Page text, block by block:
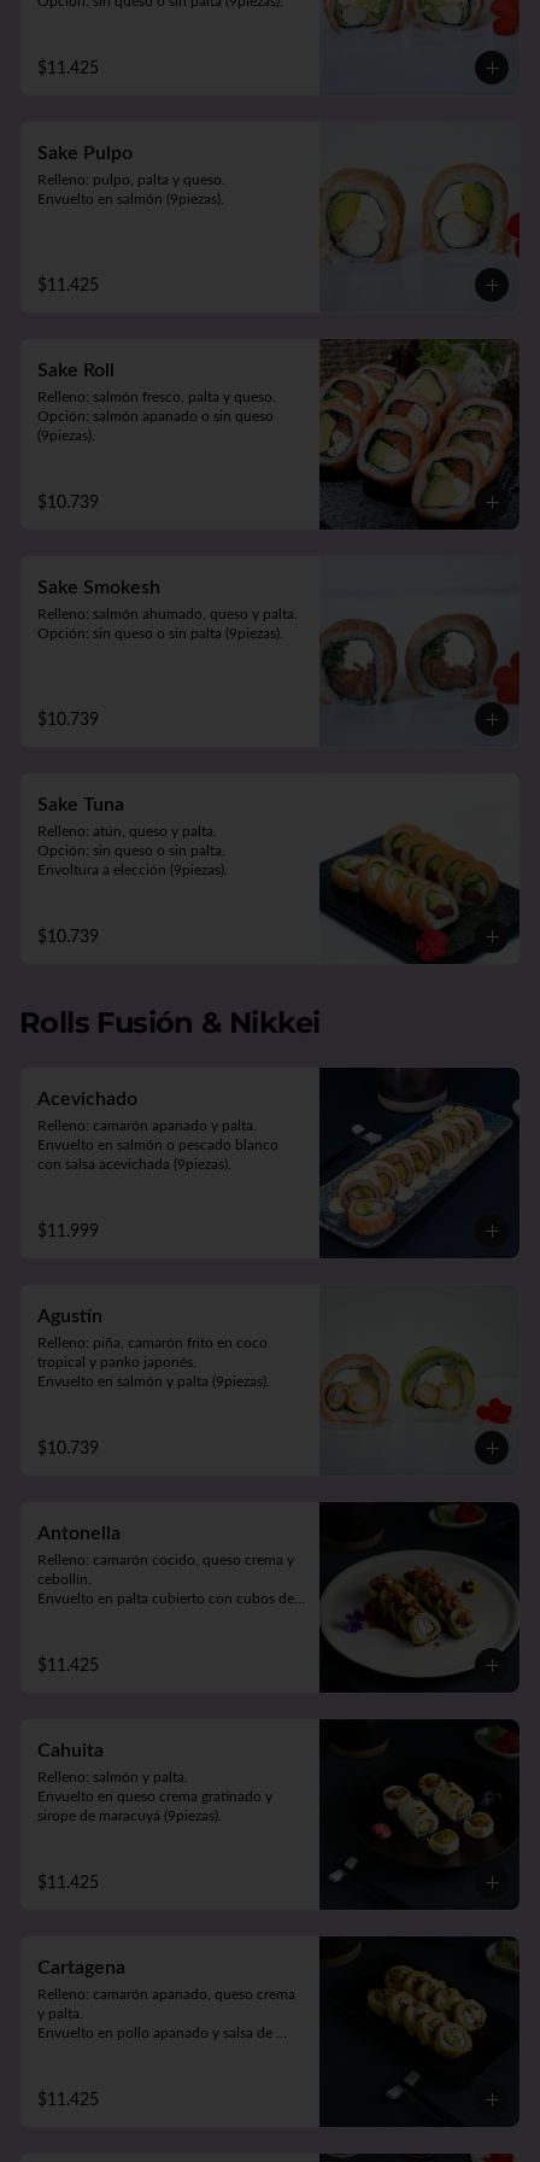
$11.425
Sake Pulpo
Relleno: pulpo, palta y queso.
Envuelto en salmón (9piezas).
$11.425
Sake Roll
Relleno: salmón fresco, palta y queso.
Opción: salmón apanado o sin queso
(9piezas).
$10.739
Sake Smokesh
Relleno: salmón ahumado, queso y palta.
Opción: sin queso o sin palta (9piezas).
$10.739
Sake Tuna
Relleno: atún, queso y palta.
Opción: sin queso o sin palta.
Envoltura a elección (9piezas).
$10.739
Rolls Fusión & Nikkei
Acevichado
Relleno: camarón apanado y palta.
Envuelto en salmón o pescado blanco
con salsa acevichada (9piezas).
$11.999
Agustín
Relleno: piña, camarón frito en coco
tropical y panko japonés.
Envuelto en salmón y palta (9piezas).
$10.739
Antonella
Relleno: camarón cocido, queso crema y
cebollín.
Envuelto en palta cubierto con cubos de
$11.425
Cahuita
Relleno: salmón y palta.
Envuelto en queso crema gratinado y
sirope de maracuyá (9piezas).
$11.425
Cartagena
Relleno: camarón apanado, queso crema
y palta.
Envuelto en pollo apanado y salsa de
$11.425